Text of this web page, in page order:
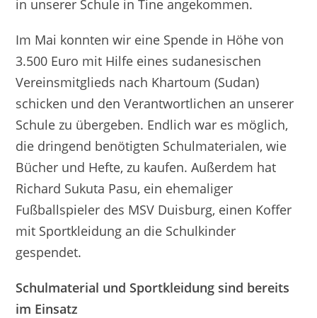
in unserer Schule in Tine angekommen.
Im Mai konnten wir eine Spende in Höhe von
3.500 Euro mit Hilfe eines sudanesischen
Vereinsmitglieds nach Khartoum (Sudan)
schicken und den Verantwortlichen an unserer
Schule zu übergeben. Endlich war es möglich,
die dringend benötigten Schulmaterialen, wie
Bücher und Hefte, zu kaufen. Außerdem hat
Richard Sukuta Pasu, ein ehemaliger
Fußballspieler des MSV Duisburg, einen Koffer
mit Sportkleidung an die Schulkinder
gespendet.
Schulmaterial und Sportkleidung sind bereits
im Einsatz